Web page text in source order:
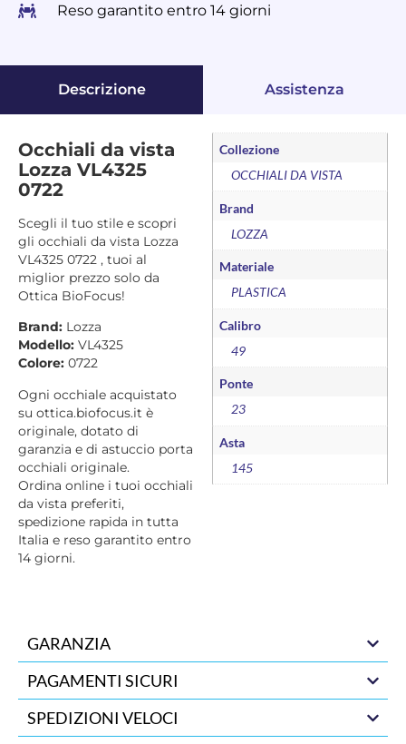
Reso garantito entro 14 giorni
Descrizione Assistenza
Occhiali da vista
Lozza VL4325
0722
Scegli il tuo stile e scopri
gli occhiali da vista Lozza
VL4325 0722 , tuoi al
miglior prezzo solo da
Ottica BioFocus!
Brand: Lozza
Modello: VL4325
Colore: 0722
Ogni occhiale acquistato
su ottica.biofocus.it è
originale, dotato di
garanzia e di astuccio porta
occhiali originale.
Ordina online i tuoi occhiali
da vista preferiti,
spedizione rapida in tutta
Italia e reso garantito entro
14 giorni.
Collezione
OCCHIALI DA VISTA
Brand
LOZZA
Materiale
PLASTICA
Calibro
49
Ponte
23
Asta
145
GARANZIA
PAGAMENTI SICURI
SPEDIZIONI VELOCI